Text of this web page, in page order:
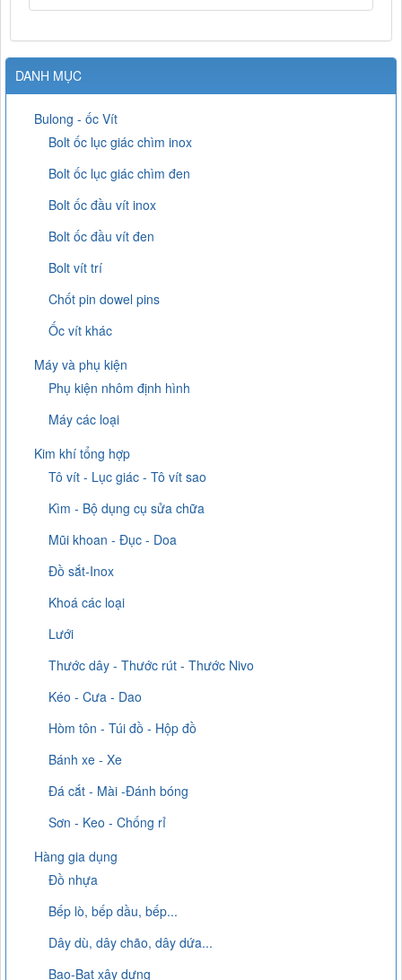
DANH MỤC
Bulong - ốc Vít
Bolt ốc lục giác chìm inox
Bolt ốc lục giác chìm đen
Bolt ốc đầu vít inox
Bolt ốc đầu vít đen
Bolt vít trí
Chốt pin dowel pins
Ốc vít khác
Máy và phụ kiện
Phụ kiện nhôm định hình
Máy các loại
Kim khí tổng hợp
Tô vít - Lục giác - Tô vít sao
Kìm - Bộ dụng cụ sửa chữa
Mũi khoan - Đục - Doa
Đồ sắt-Inox
Khoá các loại
Lưới
Thước dây - Thước rút - Thước Nivo
Kéo - Cưa - Dao
Hòm tôn - Túi đồ - Hộp đồ
Bánh xe - Xe
Đá cắt - Mài -Đánh bóng
Sơn - Keo - Chống rỉ
Hàng gia dụng
Đồ nhựa
Bếp lò, bếp dầu, bếp...
Dây dù, dây chão, dây dứa...
Bao-Bạt xây dựng